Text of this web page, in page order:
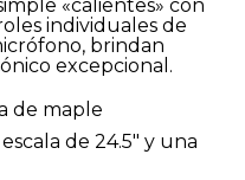
«calientes» con
individuales de
brindan
excepcional.
de maple
de 24.5″ y una